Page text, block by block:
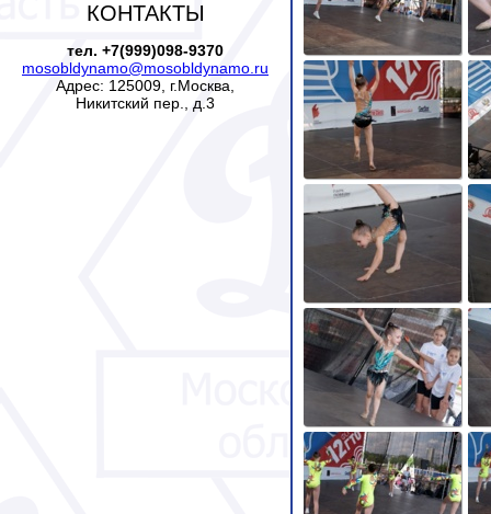
КОНТАКТЫ
тел. +7(999)098-9370
mosobldynamo@mosobldynamo.ru
Адрес: 125009, г.Москва,
Никитский пер., д.3